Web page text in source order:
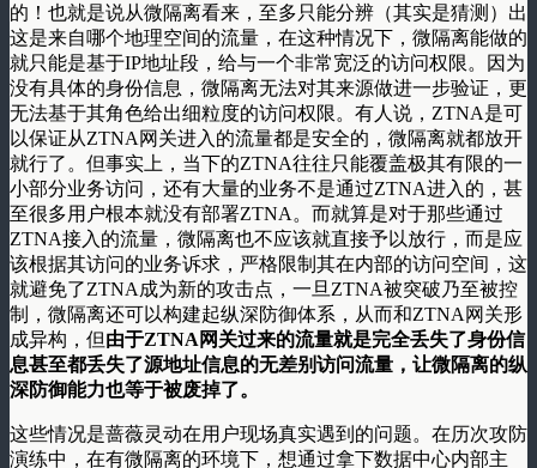
的！也就是说从微隔离看来，至多只能分辨（其实是猜测）出
这是来自哪个地理空间的流量，在这种情况下，微隔离能做的
就只能是基于IP地址段，给与一个非常宽泛的访问权限。因为
没有具体的身份信息，微隔离无法对其来源做进一步验证，更
无法基于其角色给出细粒度的访问权限。有人说，ZTNA是可
以保证从ZTNA网关进入的流量都是安全的，微隔离就都放开
就行了。但事实上，当下的ZTNA往往只能覆盖极其有限的一
小部分业务访问，还有大量的业务不是通过ZTNA进入的，甚
至很多用户根本就没有部署ZTNA。而就算是对于那些通过
ZTNA接入的流量，微隔离也不应该就直接予以放行，而是应
该根据其访问的业务诉求，严格限制其在内部的访问空间，这
就避免了ZTNA成为新的攻击点，一旦ZTNA被突破乃至被控
制，微隔离还可以构建起纵深防御体系，从而和ZTNA网关形
成异构，但由于ZTNA网关过来的流量就是完全丢失了身份信
息甚至都丢失了源地址信息的无差别访问流量，让微隔离的纵
深防御能力也等于被废掉了。
这些情况是蔷薇灵动在用户现场真实遇到的问题。在历次攻防
演练中，在有微隔离的环境下，想通过拿下数据中心内部主